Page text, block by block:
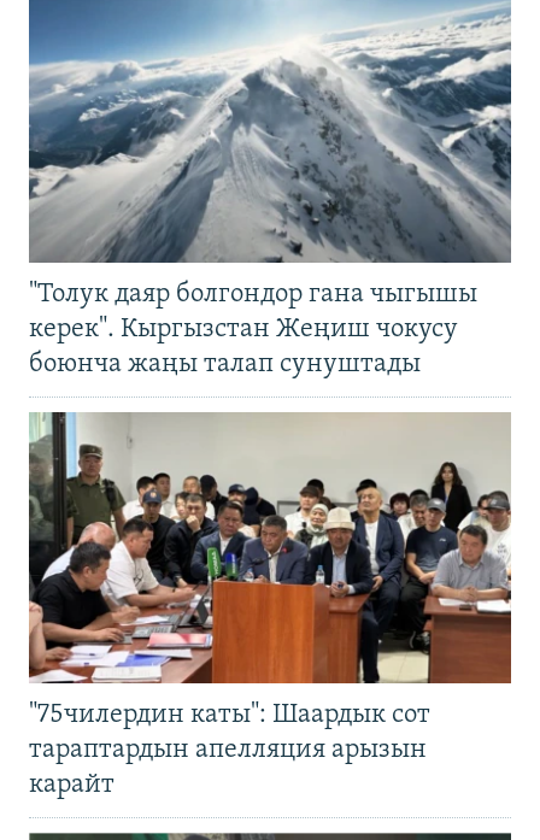
"Толук даяр болгондор гана чыгышы
керек". Кыргызстан Жеңиш чокусу
боюнча жаңы талап сунуштады
"75чилердин каты": Шаардык сот
тараптардын апелляция арызын
карайт